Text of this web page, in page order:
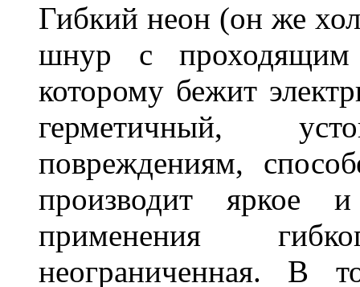
Гибкий неон (он же
шнур с
которому бежит
герметичный,
повреждениям,
производит яркое
применения
неограниченная.